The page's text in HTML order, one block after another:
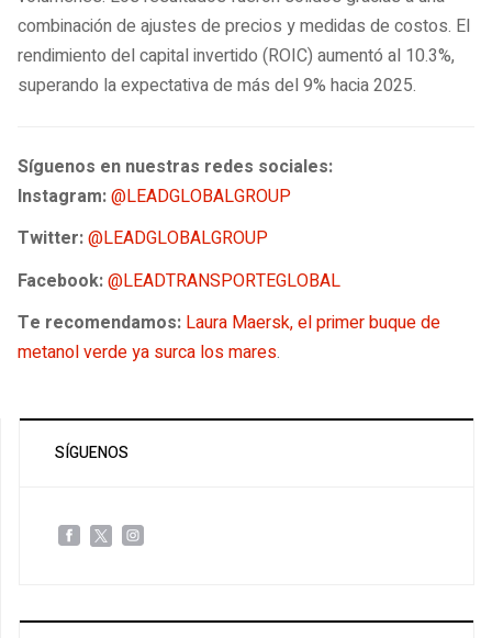
combinación de ajustes de precios y medidas de costos. El
rendimiento del capital invertido (ROIC) aumentó al 10.3%,
superando la expectativa de más del 9% hacia 2025.
Síguenos en nuestras redes sociales:
Instagram:@LEADGLOBALGROUP
Twitter:@LEADGLOBALGROUP
Facebook:@LEADTRANSPORTEGLOBAL
Te recomendamos: Laura Maersk, el primer buque de
metanol verde ya surca los mares.
SÍGUENOS